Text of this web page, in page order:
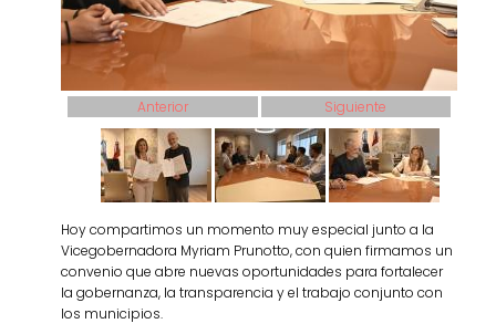
Anterior Siguiente
Hoy compartimos un momento muy especial junto a la
Vicegobernadora Myriam Prunotto, con quien firmamos un
convenio que abre nuevas oportunidades para fortalecer
la gobernanza, la transparencia y el trabajo conjunto con
los municipios.